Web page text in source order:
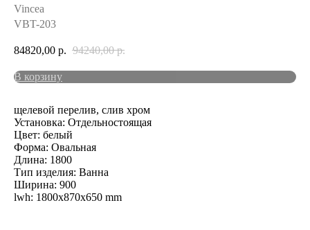
Vincea
VBT-203
84820,00 р. 94240,00 р.
В корзину
щелевой перелив, слив хром
Установка: Отдельностоящая
Цвет: белый
Форма: Овальная
Длина: 1800
Тип изделия: Ванна
Ширина: 900
lwh: 1800x870x650 mm